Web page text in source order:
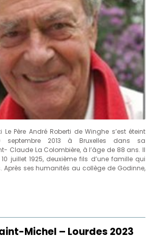
Le Père André Roberti de Winghe s’est éteint
septembre 2013 à Bruxelles dans sa
Claude La Colombière, à l’âge de 88 ans. Il
juillet 1925, deuxième fils d’une famille qui
ses humanités au collège de Godinne,
Michel – Lourdes 2023